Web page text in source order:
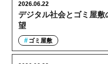
デジタル社会とゴミ屋
望
2026.06.22
ゴミ屋敷